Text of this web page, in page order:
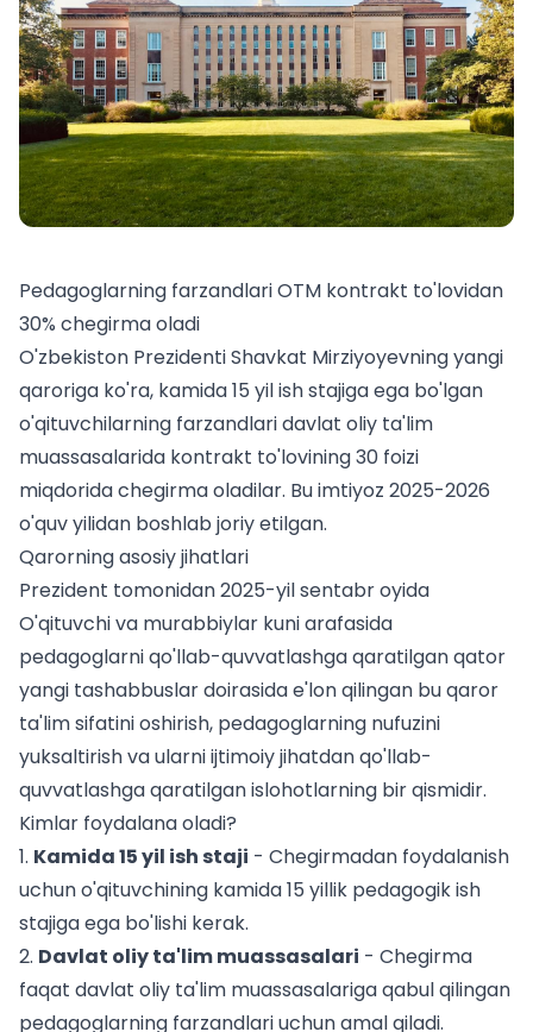
Pedagoglarning farzandlari OTM kontrakt to'lovidan
30% chegirma oladi
O'zbekiston Prezidenti Shavkat Mirziyoyevning yangi
qaroriga ko'ra, kamida 15 yil ish stajiga ega bo'lgan
o'qituvchilarning farzandlari davlat oliy ta'lim
muassasalarida kontrakt to'lovining 30 foizi
miqdorida chegirma oladilar. Bu imtiyoz 2025-2026
o'quv yilidan boshlab joriy etilgan.
Qarorning asosiy jihatlari
Prezident tomonidan 2025-yil sentabr oyida
O'qituvchi va murabbiylar kuni arafasida
pedagoglarni qo'llab-quvvatlashga qaratilgan qator
yangi tashabbuslar doirasida e'lon qilingan bu qaror
ta'lim sifatini oshirish, pedagoglarning nufuzini
yuksaltirish va ularni ijtimoiy jihatdan qo'llab-
quvvatlashga qaratilgan islohotlarning bir qismidir.
Kimlar foydalana oladi?
1. Kamida 15 yil ish staji - Chegirmadan foydalanish
uchun o'qituvchining kamida 15 yillik pedagogik ish
stajiga ega bo'lishi kerak.
2. Davlat oliy ta'lim muassasalari - Chegirma
faqat davlat oliy ta'lim muassasalariga qabul qilingan
pedagoglarning farzandlari uchun amal qiladi.